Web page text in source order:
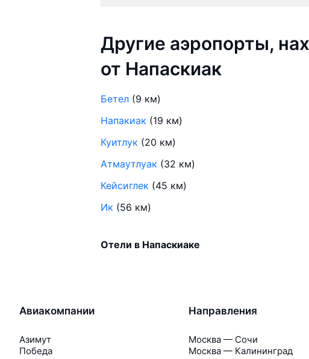
Другие аэропорты,
от Напаскиак
Бетел (9 км)
Напакиак (19 км)
Куитлук (20 км)
Атмаутлуак (32 км)
Кейсиглек (45 км)
Ик (56 км)
Отели в Напаскиаке
Авиакомпании
Азимут
Победа
Направления
Москва — Сочи
Москва — Калининград